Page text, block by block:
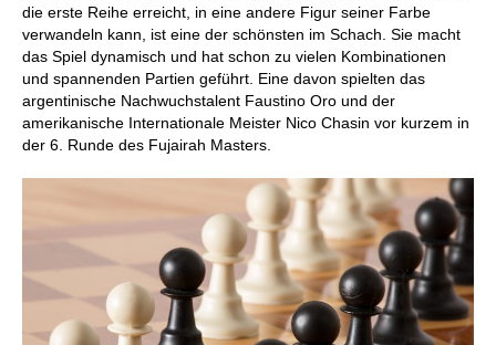
die erste Reihe erreicht, in eine andere Figur seiner Farbe
verwandeln kann, ist eine der schönsten im Schach. Sie macht
das Spiel dynamisch und hat schon zu vielen Kombinationen
und spannenden Partien geführt. Eine davon spielten das
argentinische Nachwuchstalent Faustino Oro und der
amerikanische Internationale Meister Nico Chasin vor kurzem in
der 6. Runde des Fujairah Masters.